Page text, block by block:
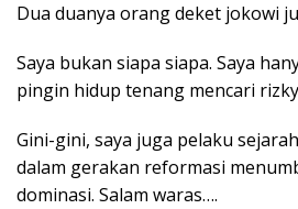
Dua duanya orang deket jokowi
Saya bukan siapa siapa. Saya
pingin hidup tenang mencari
Gini-gini, saya juga pelaku
dalam gerakan reformasi
dominasi. Salam waras….